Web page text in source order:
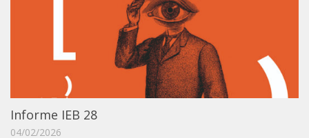
IEB Visual Arts Collection
Graduate Program
Post-doc / Researchers
Informe IEB 28
04/02/2026